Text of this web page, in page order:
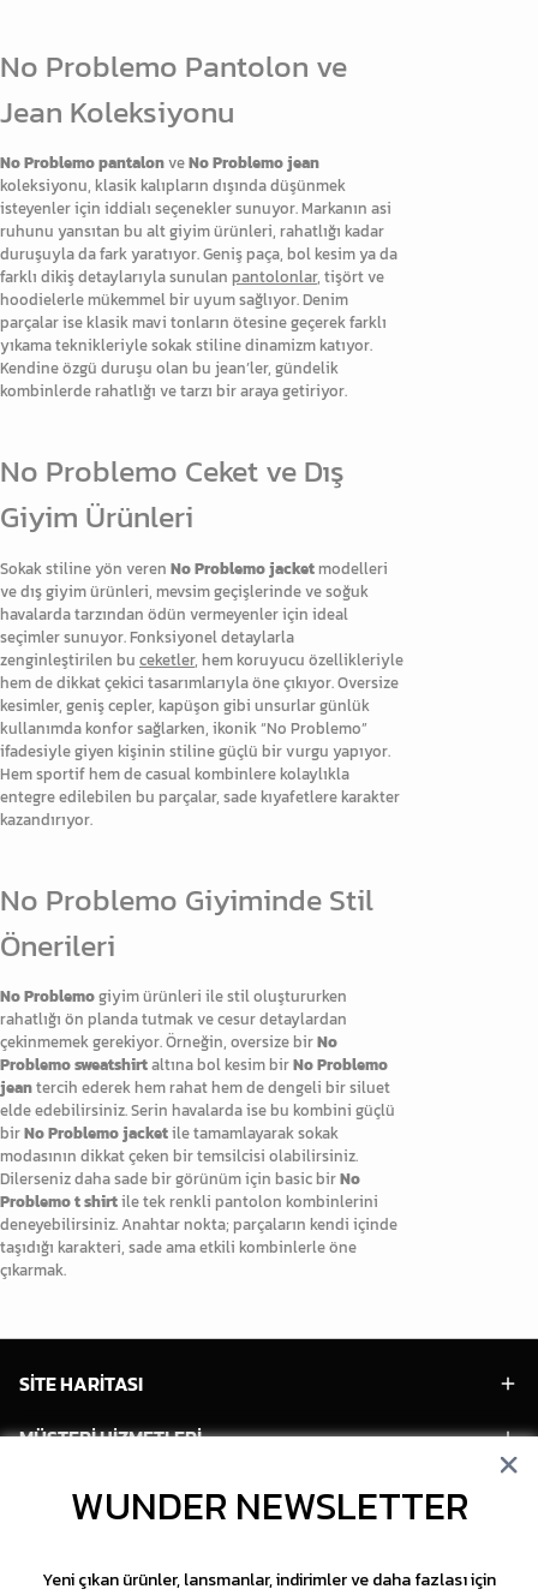
No Problemo Pantolon ve
Jean Koleksiyonu
No Problemo pantalonveNo Problemo jean
koleksiyonu, klasik kalıpların dışında düşünmek
isteyenler için iddialı seçenekler sunuyor. Markanın asi
ruhunu yansıtan bu alt giyim ürünleri, rahatlığı kadar
duruşuyla da fark yaratıyor. Geniş paça, bol kesim ya da
farklı dikiş detaylarıyla sunulan pantolonlar, tişört ve
hoodielerle mükemmel bir uyum sağlıyor. Denim
parçalar ise klasik mavi tonların ötesine geçerek farklı
yıkama teknikleriyle sokak stiline dinamizm katıyor.
Kendine özgü duruşu olan bu jean’ler, gündelik
kombinlerde rahatlığı ve tarzı bir araya getiriyor.
No Problemo Ceket ve Dış
Giyim Ürünleri
Sokak stiline yön veren No Problemo jacketmodelleri
ve dış giyim ürünleri, mevsim geçişlerinde ve soğuk
havalarda tarzından ödün vermeyenler için ideal
seçimler sunuyor. Fonksiyonel detaylarla
zenginleştirilen bu ceketler, hem koruyucu özellikleriyle
hem de dikkat çekici tasarımlarıyla öne çıkıyor. Oversize
kesimler, geniş cepler, kapüşon gibi unsurlar günlük
kullanımda konfor sağlarken, ikonik “No Problemo”
ifadesiyle giyen kişinin stiline güçlü bir vurgu yapıyor.
Hem sportif hem de casual kombinlere kolaylıkla
entegre edilebilen bu parçalar, sade kıyafetlere karakter
kazandırıyor.
No Problemo Giyiminde Stil
Önerileri
No Problemogiyim ürünleri ile stil oluştururken
rahatlığı ön planda tutmak ve cesur detaylardan
çekinmemek gerekiyor. Örneğin, oversize birNo
Problemo sweatshirtaltına bol kesim birNo Problemo
jeantercih ederek hem rahat hem de dengeli bir siluet
elde edebilirsiniz. Serin havalarda ise bu kombini güçlü
birNo Problemo jacketile tamamlayarak sokak
modasının dikkat çeken bir temsilcisi olabilirsiniz.
Dilerseniz daha sade bir görünüm için basic birNo
Problemo t shirtile tek renkli pantolon kombinlerini
deneyebilirsiniz. Anahtar nokta; parçaların kendi içinde
taşıdığı karakteri, sade ama etkili kombinlerle öne
çıkarmak.
SİTE HARİTASI
MÜŞTERİ HİZMETLERİ
HESABIMWUNDER NEWSLETTER
Yeni çıkan ürünler, lansmanlar, indirimler ve daha fazlası için